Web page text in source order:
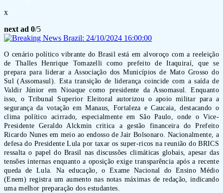
x
next ad 0/5
O cenário político vibrante do Brasil está em alvoroço com a reeleição
de Thalles Henrique Tomazelli como prefeito de Itaquiraí, que se
prepara para liderar a Associação dos Municípios de Mato Grosso do
Sul (Assomasul). Esta transição de liderança coincide com a saída de
Valdir Júnior em Nioaque como presidente da Assomasul. Enquanto
isso, o Tribunal Superior Eleitoral autorizou o apoio militar para a
segurança da votação em Manaus, Fortaleza e Caucaia, destacando o
clima político acirrado, especialmente em São Paulo, onde o Vice-
Presidente Geraldo Alckmin critica a gestão financeira do Prefeito
Ricardo Nunes em meio ao endosso de Jair Bolsonaro. Nacionalmente, a
defesa do Presidente Lula por taxar os super-ricos na reunião do BRICS
ressalta o papel do Brasil nas discussões climáticas globais, apesar das
tensões internas enquanto a oposição exige transparência após a recente
queda de Lula. Na educação, o Exame Nacional do Ensino Médio
(Enem) registra um aumento nas notas máximas de redação, indicando
uma melhor preparação dos estudantes.